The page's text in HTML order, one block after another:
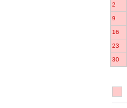
2
9
16
23
30